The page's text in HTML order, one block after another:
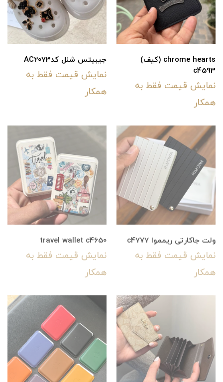
chrome hearts (کیف)
c4593
نمایش قیمت فقط به
همکار
جیبیتس شنل کدAC2073
نمایش قیمت فقط به
همکار
ولت جاکارتی ریمموا c4777
نمایش قیمت فقط به
همکار
travel wallet c4650
نمایش قیمت فقط به
همکار